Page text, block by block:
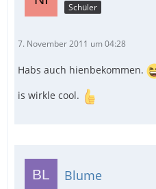
Schüler
7. November 2011 um 04:28
Habs auch hienbekommen.
is wirkle cool.
Blume